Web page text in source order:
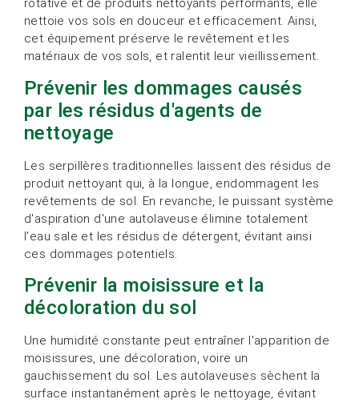
rotative et de produits nettoyants performants, elle
nettoie vos sols en douceur et efficacement. Ainsi,
cet équipement préserve le revêtement et les
matériaux de vos sols, et ralentit leur vieillissement.
Prévenir les dommages causés
par les résidus d'agents de
nettoyage
Les serpillères traditionnelles laissent des résidus de
produit nettoyant qui, à la longue, endommagent les
revêtements de sol. En revanche, le puissant système
d'aspiration d'une autolaveuse élimine totalement
l'eau sale et les résidus de détergent, évitant ainsi
ces dommages potentiels.
Prévenir la moisissure et la
décoloration du sol
Une humidité constante peut entraîner l'apparition de
moisissures, une décoloration, voire un
gauchissement du sol. Les autolaveuses sèchent la
surface instantanément après le nettoyage, évitant